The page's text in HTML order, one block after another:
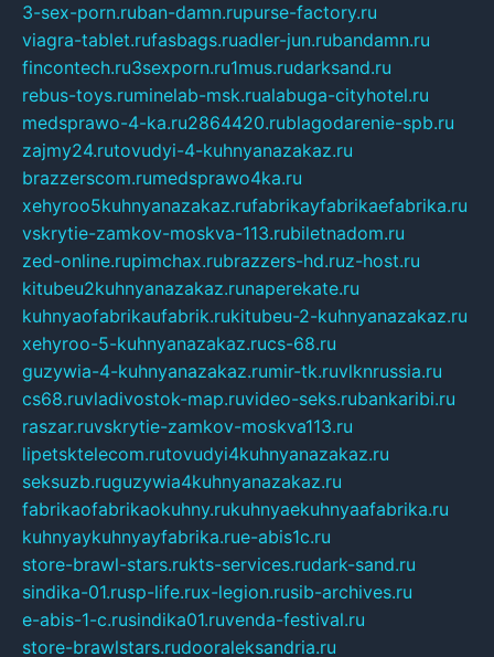
3-sex-porn.ruban-damn.rupurse-factory.ru
viagra-tablet.rufasbags.ruadler-jun.rubandamn.ru
fincontech.ru3sexporn.ru1mus.rudarksand.ru
rebus-toys.ruminelab-msk.rualabuga-cityhotel.ru
medsprawo-4-ka.ru2864420.rublagodarenie-spb.ru
zajmy24.rutovudyi-4-kuhnyanazakaz.ru
brazzerscom.rumedsprawo4ka.ru
xehyroo5kuhnyanazakaz.rufabrikayfabrikaefabrika.ru
vskrytie-zamkov-moskva-113.rubiletnadom.ru
zed-online.rupimchax.rubrazzers-hd.ruz-host.ru
kitubeu2kuhnyanazakaz.runaperekate.ru
kuhnyaofabrikaufabrik.rukitubeu-2-kuhnyanazakaz.ru
xehyroo-5-kuhnyanazakaz.rucs-68.ru
guzywia-4-kuhnyanazakaz.rumir-tk.ruvlknrussia.ru
cs68.ruvladivostok-map.ruvideo-seks.rubankaribi.ru
raszar.ruvskrytie-zamkov-moskva113.ru
lipetsktelecom.rutovudyi4kuhnyanazakaz.ru
seksuzb.ruguzywia4kuhnyanazakaz.ru
fabrikaofabrikaokuhny.rukuhnyaekuhnyaafabrika.ru
kuhnyaykuhnyayfabrika.rue-abis1c.ru
store-brawl-stars.rukts-services.rudark-sand.ru
sindika-01.rusp-life.rux-legion.rusib-archives.ru
e-abis-1-c.rusindika01.ruvenda-festival.ru
store-brawlstars.rudooraleksandria.ru